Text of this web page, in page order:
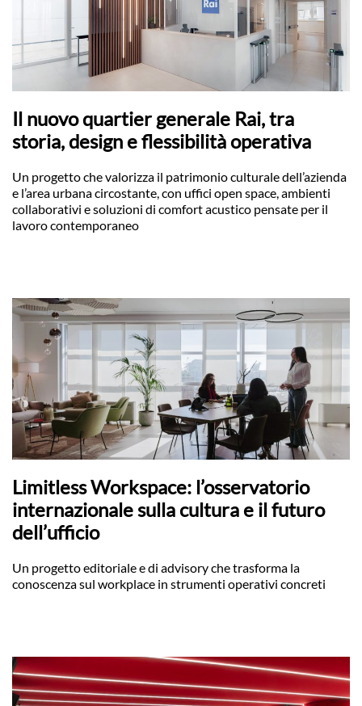
Il nuovo quartier generale Rai, tra
storia, design e flessibilità operativa
Un progetto che valorizza il patrimonio culturale dell’azienda
e l’area urbana circostante, con uffici open space, ambienti
collaborativi e soluzioni di comfort acustico pensate per il
lavoro contemporaneo
Limitless Workspace: l’osservatorio
internazionale sulla cultura e il futuro
dell’ufficio
Un progetto editoriale e di advisory che trasforma la
conoscenza sul workplace in strumenti operativi concreti